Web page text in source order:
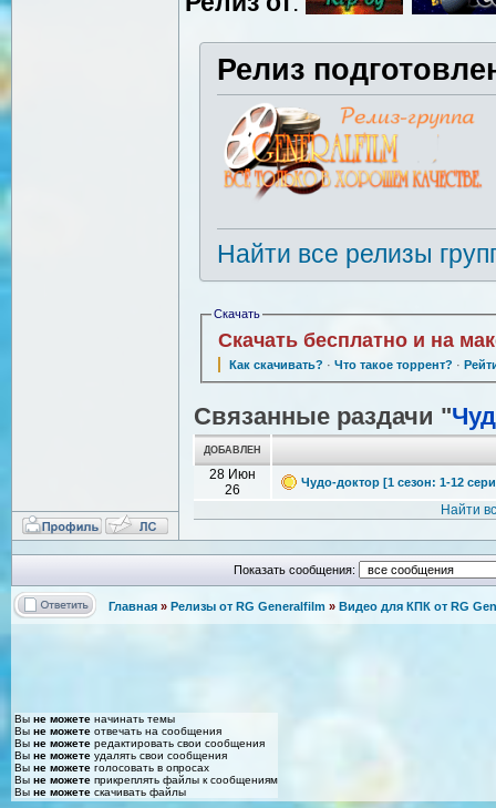
Релиз
Найти все релизы
Скачать
Скачать бесплатно и на
Как скачивать? · Что такое торрент? ·
Связанные раздачи "
ДОБАВЛЕН
28 Июн
26
Чудо-доктор [1 сезон: 1-12
Найти
Показать сообщения:
Главная » Релизы от RG Generalfilm » Видео для КПК от RG
Вы не можете начинать темы
Вы не можете отвечать на сообщения
Вы не можете редактировать свои сообщения
Вы не можете удалять свои сообщения
Вы не можете голосовать в опросах
Вы не можете прикреплять файлы к сообщениям
Вы не можете скачивать файлы